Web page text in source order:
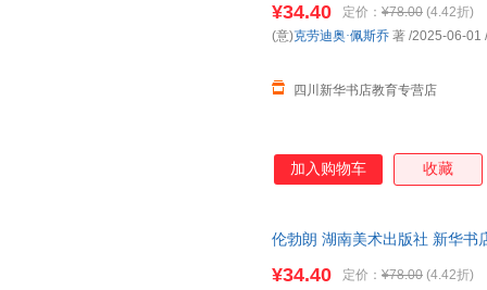
¥34.40 定价： ¥78.00 (4.42折)
四川新华书店教育专营店
(意)克劳迪奥·佩斯乔 著 /2025-06-01 /
加入购物车 收藏
伦勃朗 湖南美术出版社 新华书
¥34.40 定价： ¥78.00 (4.42折)